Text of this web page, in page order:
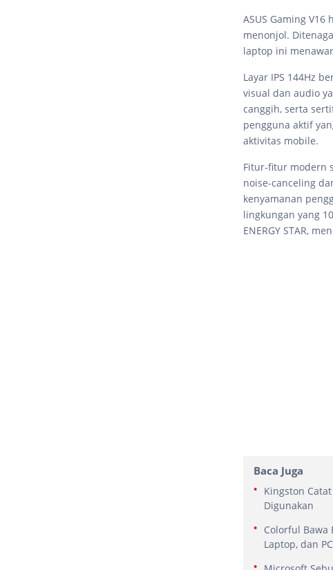
ASUS Gaming
menonjol.
laptop ini
Layar IPS 144Hz
visual dan audio
canggih, serta
pengguna aktif
aktivitas mobile.
Fitur-fitur modern
noise-canceling
kenyamanan
lingkungan yang
ENERGY STAR,
Baca Juga
Kingston Catat
Digunakan
Colorful Bawa
Laptop, dan